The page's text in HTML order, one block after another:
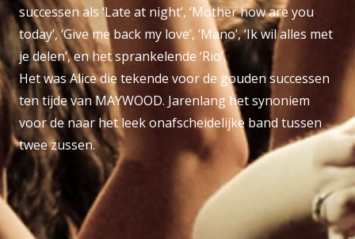
successen als ‘Late at night’, ‘Mother how are you
today’, ‘Give me back my love’, ‘Mano’, ‘Ik wil alles met
je delen’, en het sprankelende ‘Rio’.
Het was Alice die tekende voor de gouden successen
ten tijde van MAYWOOD. Jarenlang het synoniem
voor de naar het leek onafscheidelijke band tussen
twee zussen.